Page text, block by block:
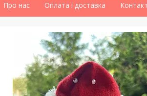
Про нас Оплата і доставка